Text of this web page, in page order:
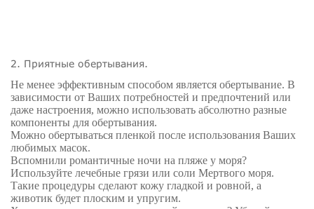
2. Приятные обертывания.
Не менее эффективным способом является обертывание. В
зависимости от Ваших потребностей и предпочтений или
даже настроения, можно использовать абсолютно разные
компоненты для обертывания.
Можно обертываться пленкой после использования Ваших
любимых масок.
Вспомнили романтичные ночи на пляже у моря?
Используйте лечебные грязи или соли Мертвого моря.
Такие процедуры сделают кожу гладкой и ровной, а
животик будет плоским и упругим.